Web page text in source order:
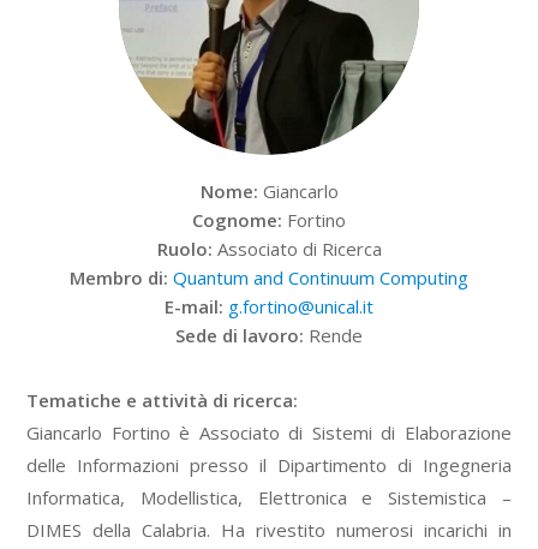
Nome: Giancarlo
Cognome: Fortino
Ruolo: Associato di Ricerca
Membro di: Quantum and Continuum Computing
E-mail: g.fortino@unical.it
Sede di lavoro: Rende
Tematiche e attività di ricerca:
Giancarlo Fortino è Associato di Sistemi di Elaborazione
delle Informazioni presso il Dipartimento di Ingegneria
Informatica, Modellistica, Elettronica e Sistemistica –
DIMES della Calabria. Ha rivestito numerosi incarichi in